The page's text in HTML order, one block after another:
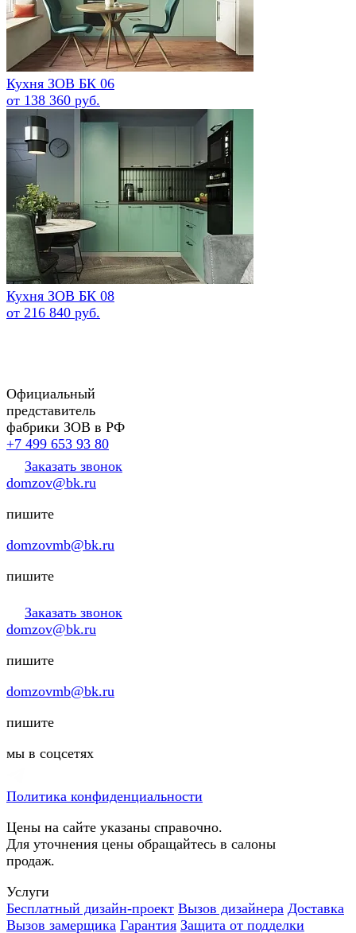
Кухня ЗОВ БК 06
от 138 360 руб.
Кухня ЗОВ БК 08
от 216 840 руб.
Официальный
представитель
фабрики ЗОВ в РФ
+7 499 653 93 80
Заказать звонок
domzov@bk.ru
пишите
domzovmb@bk.ru
пишите
Заказать звонок
domzov@bk.ru
пишите
domzovmb@bk.ru
пишите
мы в соцсетях
Политика конфиденциальности
Цены на сайте указаны справочно.
Для уточнения цены обращайтесь в салоны
продаж.
Услуги
Бесплатный дизайн-проект Вызов дизайнера Доставка
Вызов замерщика Гарантия Защита от подделки